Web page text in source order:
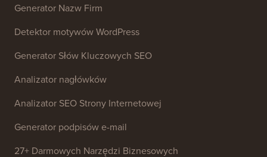
Generator Nazw Firm
Detektor motywów WordPress
Generator Słów Kluczowych SEO
Analizator nagłówków
Analizator SEO Strony Internetowej
Generator podpisów e-mail
27+ Darmowych Narzędzi Biznesowych